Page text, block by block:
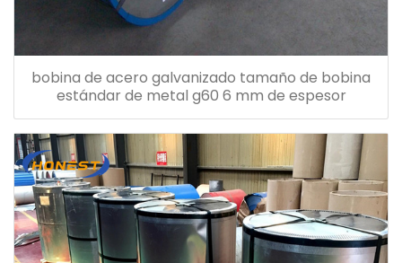
bobina de acero galvanizado tamaño de bobina
estándar de metal g60 6 mm de espesor